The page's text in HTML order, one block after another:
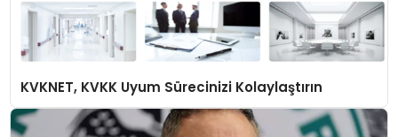
KVKNET, KVKK Uyum Sürecinizi Kolaylaştırın